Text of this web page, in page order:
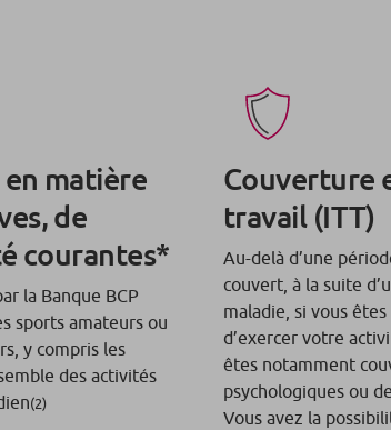
en matière
de
courantes*
la Banque BCP
sports amateurs ou
y compris les
des activités
(2)
Couverture
travail (ITT)
Au-delà d’une
couvert, à la suite
maladie, si vous
d’exercer votre
êtes notamment
psychologiques ou
Vous avez la